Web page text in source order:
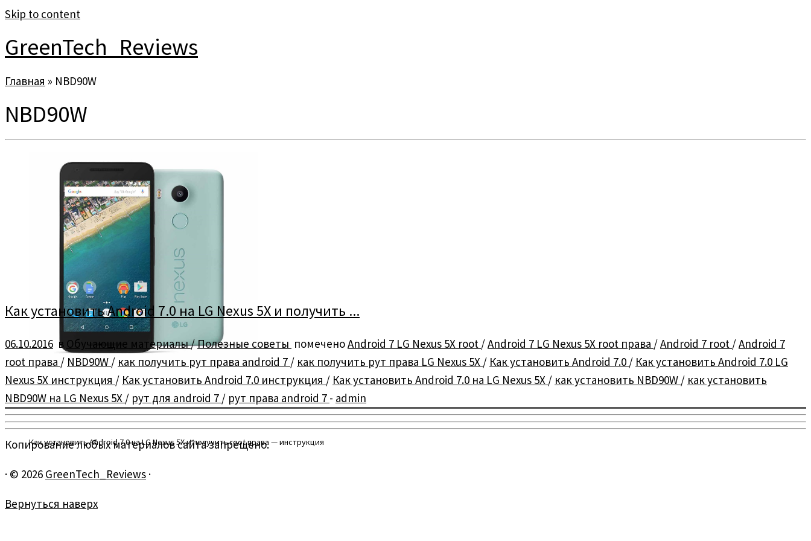
Skip to content
GreenTech_Reviews
Главная » NBD90W
NBD90W
Как установить Android 7.0 на LG Nexus 5X и получить root права — инструкция
Как установить Android 7.0 на LG Nexus 5X и получить ...
06.10.2016 в Обучающие материалы/Полезные советы помеченоAndroid 7 LG Nexus 5X root /Android 7 LG Nexus 5X root права /Android 7 root /Android 7
root права / NBD90W / как получить рут права android 7 / как получить рут права LG Nexus 5X / Как установить Android 7.0 / Как установить Android 7.0 LG
Nexus 5X инструкция / Как установить Android 7.0 инструкция / Как установить Android 7.0 на LG Nexus 5X / как установить NBD90W / как установить
NBD90W на LG Nexus 5X / рут для android 7 / рут права android 7 - admin
Копирование любых материалов сайта запрещено.
· © 2026 GreenTech_Reviews ·
Вернуться наверх